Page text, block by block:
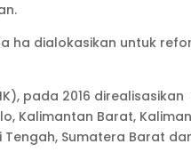
ha dialokasikan untuk
pada 2016 direalisasikan
Kalimantan Barat,
Tengah, Sumatera Barat